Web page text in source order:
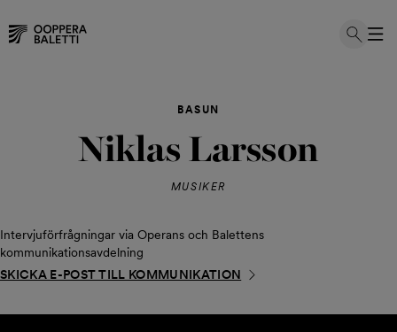
BASUN
Niklas Larsson
MUSIKER
Intervjuförfrågningar via Operans och Balettens
kommunikationsavdelning
SKICKA E-POST TILL KOMMUNIKATION